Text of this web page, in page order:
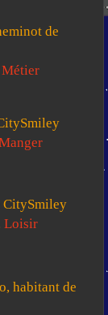
de
Métier
CitySmiley
Loisir
habitant de